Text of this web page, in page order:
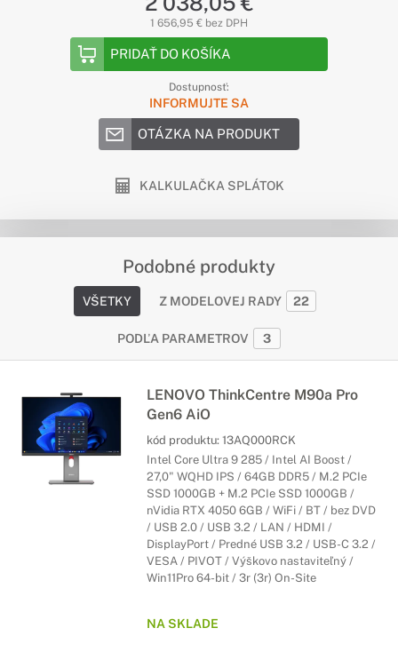
1 656,95 € bez DPH
PRIDAŤ DO KOŠÍKA
Dostupnosť:
INFORMUJTE SA
OTÁZKA NA PRODUKT
KALKULAČKA SPLÁTOK
Podobné produkty
VŠETKY Z MODELOVEJ RADY 22
PODĽA PARAMETROV 3
LENOVO ThinkCentre M90a Pro
Gen6 AiO
kód produktu: 13AQ000RCK
Intel Core Ultra 9 285 / Intel AI Boost /
27,0" WQHD IPS / 64GB DDR5 / M.2 PCIe
SSD 1000GB + M.2 PCIe SSD 1000GB /
nVidia RTX 4050 6GB / WiFi / BT / bez DVD
/ USB 2.0 / USB 3.2 / LAN / HDMI /
DisplayPort / Predné USB 3.2 / USB-C 3.2 /
VESA / PIVOT / Výškovo nastaviteľný /
Win11Pro 64-bit / 3r (3r) On-Site
NA SKLADE